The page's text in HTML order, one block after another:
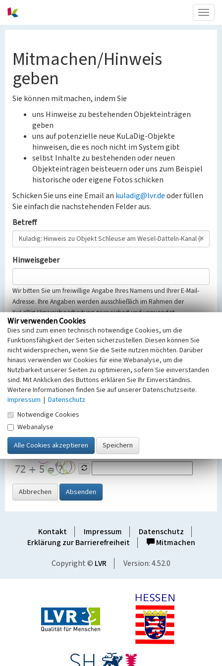
Mitmachen/Hinweis
geben
Sie können mitmachen, indem Sie
uns Hinweise zu bestehenden Objekteinträgen
geben
uns auf potenzielle neue KuLaDig-Objekte
hinweisen, die es noch nicht im System gibt
selbst Inhalte zu bestehenden oder neuen
Objekteinträgen beisteuern oder uns zum Beispiel
historische oder eigene Fotos schicken
Schicken Sie uns eine Email an kuladig@lvr.deoder füllen
Sie einfach die nachstehenden Felder aus.
Betreff
Hinweisgeber
Wir bitten Sie um freiwillige Angabe Ihres Namens und Ihrer E-Mail-
Adresse. Ihre Angaben werden ausschließlich im Rahmen der
KuLaDig-Hinweisbearbeitung gespeichert und verwendet.
Selbstverständlich werden diese entsprechend der Vorschriften des
Telemediengesetzes, des Datenschutzgesetzes NRW und der seit
dem 25.05.2018 gültigen Europäischen Datenschutzgrundverordnung
(EU-DSGVO) vertraulich behandelt, beachten Sie bitte unsere
Hinweise zumDatenschutz
Nachricht
SicherheitsabfrageTragen Sie unten das Rechenergebnis aus der
Grafik ein
Abbrechen Absenden
Kontakt Impressum
Datenschutz
Erklärung zur Barrierefreiheit
Mitmachen
Copyright © LVR Version: 4.52.0
Wir verwenden Cookies
Dies sind zum einen technisch notwendige Cookies, um die
Funktionsfähigkeit der Seiten sicherzustellen. Diesen können Sie
nicht widersprechen, wenn Sie die Seite nutzen möchten. Darüber
hinaus verwenden wir Cookies für eine Webanalyse, um die
Nutzbarkeit unserer Seiten zu optimieren, sofern Sie einverstanden
sind. Mit Anklicken des Buttons erklären Sie Ihr Einverständnis.
Weitere Informationen finden Sie auf unserer Datenschutzseite.
Impressum | Datenschutz
Notwendige Cookies
Webanalyse